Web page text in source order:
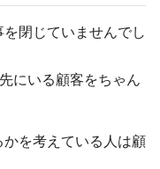
閉じていませんでし
にいる顧客をちゃん
を考えている人は顧